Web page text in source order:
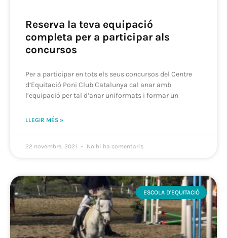
Reserva la teva equipació
completa per a participar als
concursos
Per a participar en tots els seus concursos del Centre
d’Equitació Poni Club Catalunya cal anar amb
l’equipació per tal d’anar uniformats i formar un
LLEGIR MÉS »
22 novembre, 2021 No hi ha comentaris
ESCOLA D'EQUITACIÓ